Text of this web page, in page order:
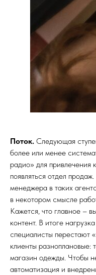
Поток. Следующая
более или менее
радио» для привлечения
появляться отдел
менеджера в таких
в некотором смысле
Кажется, что главное –
контент. В итоге
специалисты перестают
клиенты разноплановые:
магазин одежды. Чтобы
автоматизация и